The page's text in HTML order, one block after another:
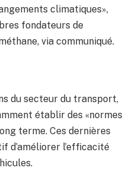
climatiques»,
fondateurs de
via communiqué.
du secteur du transport,
établir des «normes
terme. Ces dernières
d’améliorer l’efficacité